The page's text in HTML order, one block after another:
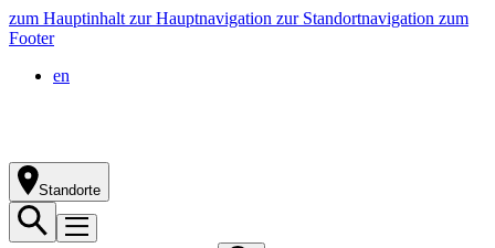
zum Hauptinhalt zur Hauptnavigation zur Standortnavigation zum
Footer
en
Standorte